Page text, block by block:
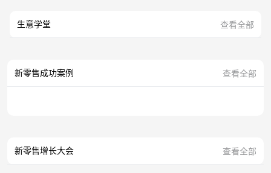
生意学堂 查看全部
新零售成功案例 查看全部
新零售增长大会 查看全部